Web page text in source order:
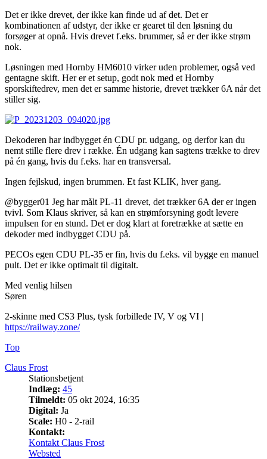
Det er ikke drevet, der ikke kan finde ud af det. Det er
kombinationen af udstyr, der ikke er gearet til den løsning du
forsøger at opnå. Hvis drevet f.eks. brummer, så er der ikke strøm
nok.
Løsningen med Hornby HM6010 virker uden problemer, også ved
gentagne skift. Her er et setup, godt nok med et Hornby
sporskiftedrev, men det er samme historie, drevet trækker 6A når det
stiller sig.
Dekoderen har indbygget én CDU pr. udgang, og derfor kan du
nemt stille flere drev i række. Én udgang kan sagtens trække to drev
på én gang, hvis du f.eks. har en transversal.
Ingen fejlskud, ingen brummen. Et fast KLIK, hver gang.
@bygger01 Jeg har målt PL-11 drevet, det trækker 6A der er ingen
tvivl. Som Klaus skriver, så kan en strømforsyning godt levere
impulsen for en stund. Det er dog klart at foretrække at sætte en
dekoder med indbygget CDU på.
PECOs egen CDU PL-35 er fin, hvis du f.eks. vil bygge en manuel
pult. Det er ikke optimalt til digitalt.
Med venlig hilsen
Søren
2-skinne med CS3 Plus, tysk forbillede IV, V og VI |
https://railway.zone/
Top
Claus Frost
Stationsbetjent
Indlæg: 45
Tilmeldt: 05 okt 2024, 16:35
Digital: Ja
Scale: H0 - 2-rail
Kontakt:
Kontakt Claus Frost
Websted